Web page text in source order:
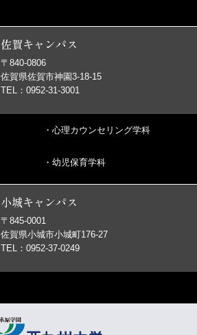
佐賀キャンパス
〒840-0806
佐賀県佐賀市神園3-18-15
TEL：0952-31-3001
・ 心理カウンセリング学科
・ 幼児保育学科
小城キャンパス
〒845-0001
佐賀県小城市小城町176-27
TEL：0952-37-0249